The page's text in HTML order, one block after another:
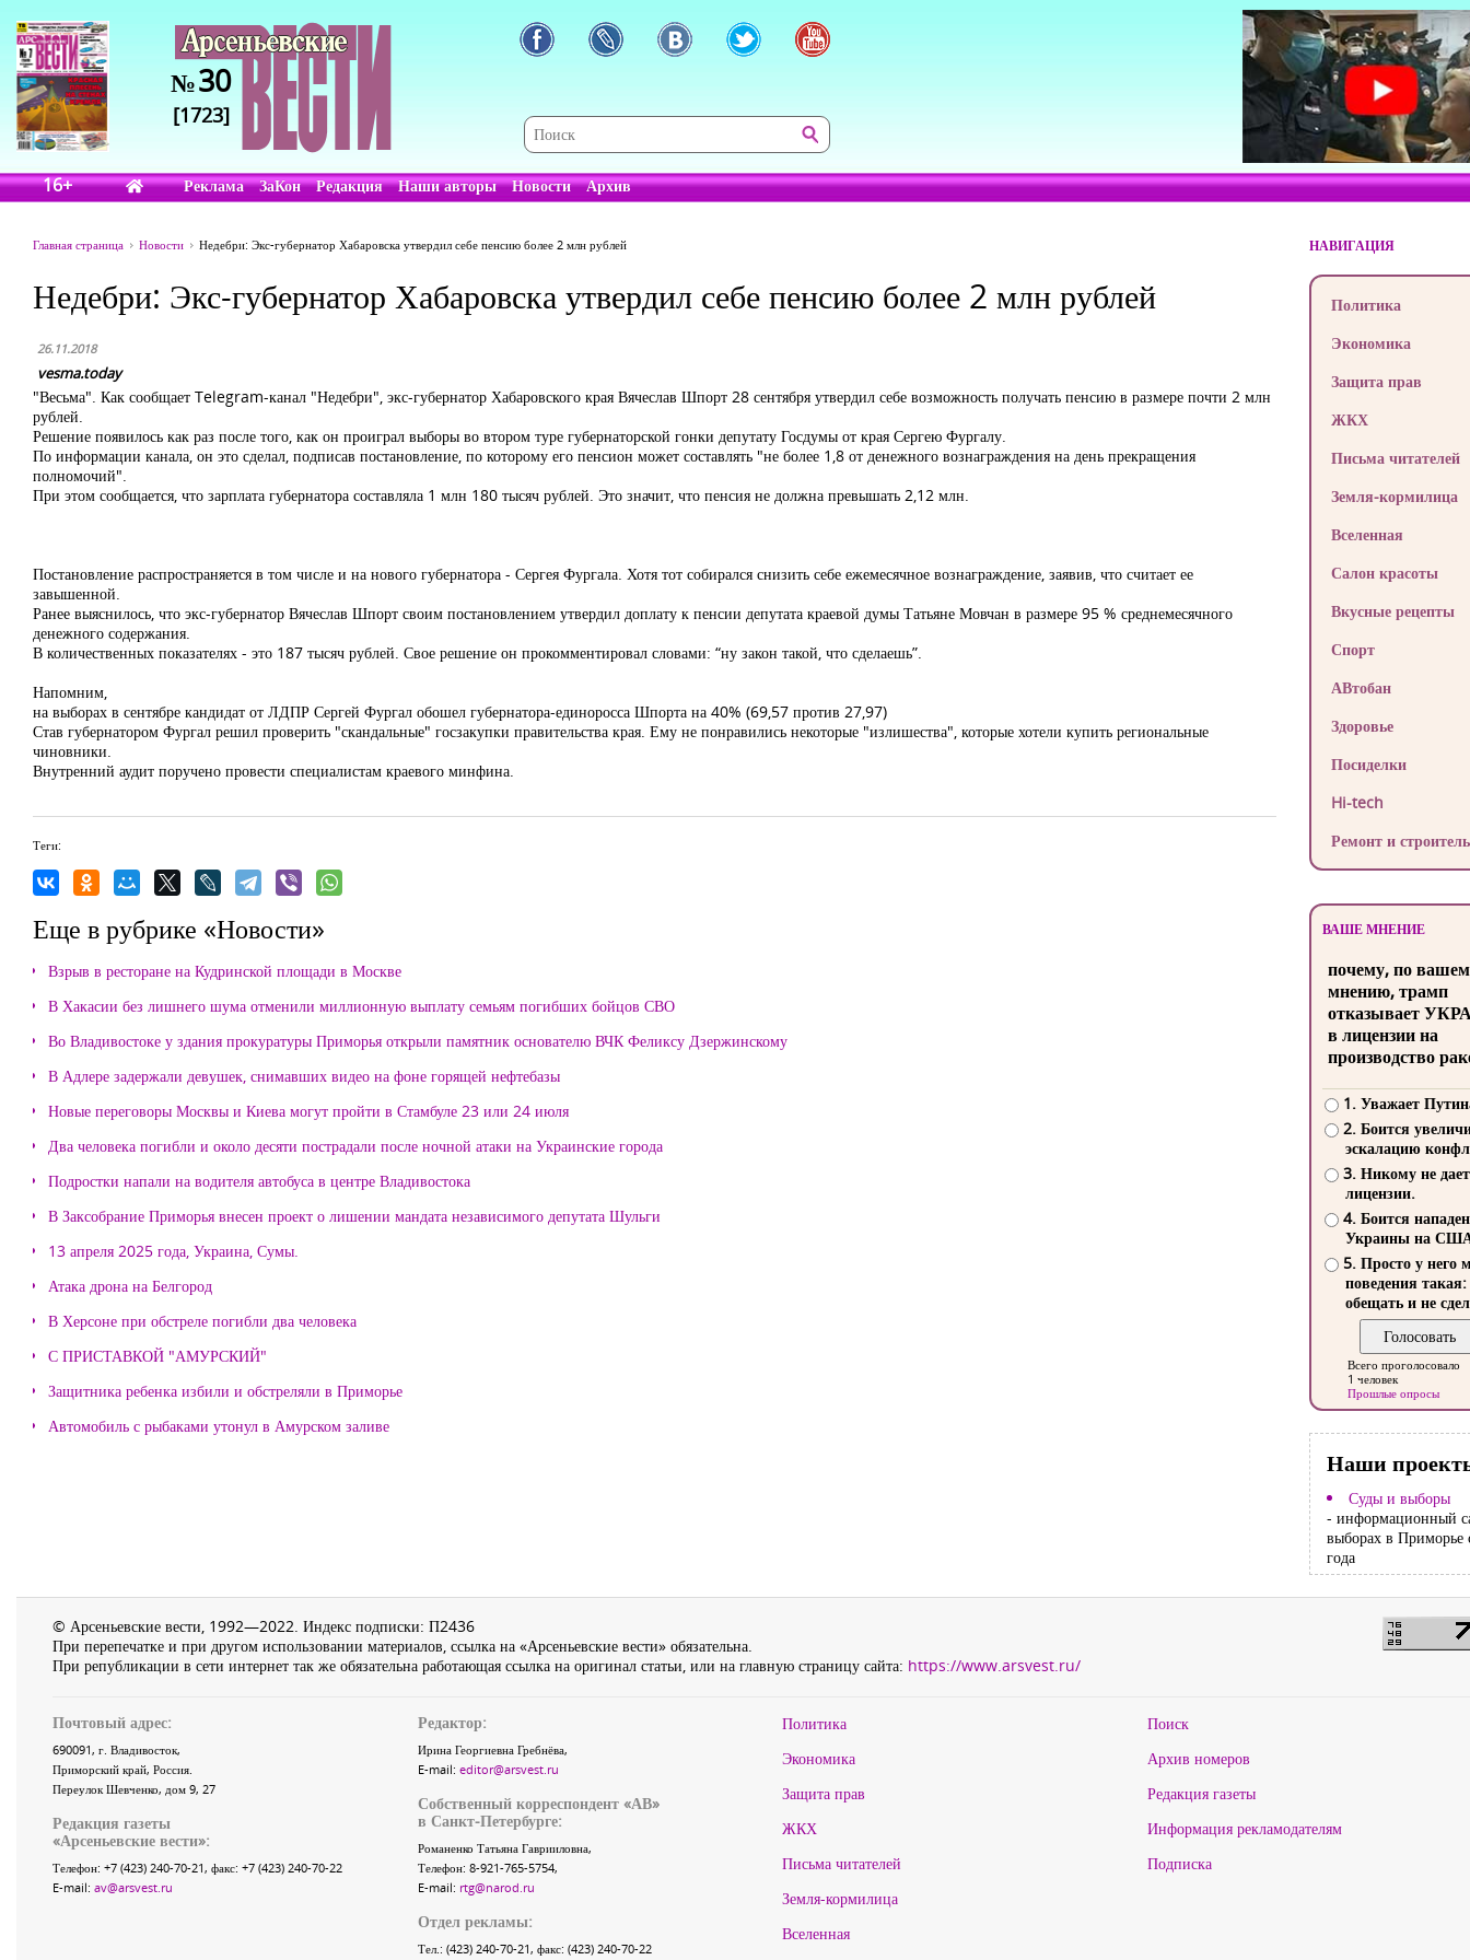
№30
[1723]
16+ Реклама ЗаКон Редакция Наши авторы Новости Архив
Главная страница Новости Недебри: Экс-губернатор Хабаровска утвердил себе пенсию более 2 млн рублей
Недебри: Экс-губернатор Хабаровска утвердил себе пенсию более 2 млн рублей
26.11.2018
vesma.today
"Весьма". Как сообщает Telegram-канал "Недебри", экс-губернатор Хабаровского края Вячеслав Шпорт 28 сентября утвердил себе возможность получать пенсию в размере почти 2 млн
рублей.
Решение появилось как раз после того, как он проиграл выборы во втором туре губернаторской гонки депутату Госдумы от края Сергею Фургалу.
По информации канала, он это сделал, подписав постановление, по которому его пенсион может составлять "не более 1,8 от денежного вознаграждения на день прекращения
полномочий".
При этом сообщается, что зарплата губернатора составляла 1 млн 180 тысяч рублей. Это значит, что пенсия не должна превышать 2,12 млн.
Постановление распространяется в том числе и на нового губернатора - Сергея Фургала. Хотя тот собирался снизить себе ежемесячное вознаграждение, заявив, что считает ее
завышенной.
Ранее выяснилось, что экс-губернатор Вячеслав Шпорт своим постановлением утвердил доплату к пенсии депутата краевой думы Татьяне Мовчан в размере 95 % среднемесячного
денежного содержания.
В количественных показателях - это 187 тысяч рублей. Свое решение он прокомментировал словами: “ну закон такой, что сделаешь”.
Напомним,
на выборах в сентябре кандидат от ЛДПР Сергей Фургал обошел губернатора-единоросса Шпорта на 40% (69,57 против 27,97)
Став губернатором Фургал решил проверить "скандальные" госзакупки правительства края. Ему не понравились некоторые "излишества", которые хотели купить региональные
чиновники.
Внутренний аудит поручено провести специалистам краевого минфина.
Теги:
Еще в рубрике «Новости»
Взрыв в ресторане на Кудринской площади в Москве
В Хакасии без лишнего шума отменили миллионную выплату семьям погибших бойцов СВО
Во Владивостоке у здания прокуратуры Приморья открыли памятник основателю ВЧК Феликсу Дзержинскому
В Адлере задержали девушек, снимавших видео на фоне горящей нефтебазы
Новые переговоры Москвы и Киева могут пройти в Стамбуле 23 или 24 июля
Два человека погибли и около десяти пострадали после ночной атаки на Украинские города
Подростки напали на водителя автобуса в центре Владивостока
В Заксобрание Приморья внесен проект о лишении мандата независимого депутата Шульги
13 апреля 2025 года, Украина, Сумы.
Атака дрона на Белгород
В Херсоне при обстреле погибли два человека
С ПРИСТАВКОЙ "АМУРСКИЙ"
Защитника ребенка избили и обстреляли в Приморье
Автомобиль с рыбаками утонул в Амурском заливе
НАВИГАЦИЯ
Политика
Экономика
Защита прав
ЖКХ
Письма читателей
Земля-кормилица
Вселенная
Салон красоты
Вкусные рецепты
Спорт
АВтобан
Здоровье
Посиделки
Hi-tech
Ремонт и
ВАШЕ МНЕНИЕ
почему, по
мнению, трамп
отказывает
в лицензии на
производство
1. Уважает
2. Боится
эскалацию
3. Никому не
лицензии.
4. Боится
Украины на
5. Просто у него
поведения такая:
обещать и не
Всего проголосовало
1 человек
Прошлые опросы
Наши
Суды и выборы
- информационный
выборах в Приморье
года
© Арсеньевские вести, 1992—2022. Индекс подписки: П2436
При перепечатке и при другом использовании материалов, ссылка на «Арсеньевские вести» обязательна.
При републикации в сети интернет так же обязательна работающая ссылка на оригинал статьи, или на главную страницу сайта: https://www.arsvest.ru/
Почтовый адрес:
690091, г. Владивосток,
Приморский край, Россия.
Переулок Шевченко, дом 9, 27
Редакция газеты
«Арсеньевские вести»:
Телефон: +7 (423) 240-70-21, факс: +7 (423) 240-70-22
E-mail: av@arsvest.ru
Редактор:
Ирина Георгиевна Гребнёва,
E-mail: editor@arsvest.ru
Собственный корреспондент «АВ»
в Санкт-Петербурге:
Романенко Татьяна Гаврииловна,
Телефон: 8-921-765-5754,
E-mail: rtg@narod.ru
Отдел рекламы:
Тел.: (423) 240-70-21, факс: (423) 240-70-22
Политика
Экономика
Защита прав
ЖКХ
Письма читателей
Земля-кормилица
Вселенная
Поиск
Архив номеров
Редакция газеты
Информация рекламодателям
Подписка